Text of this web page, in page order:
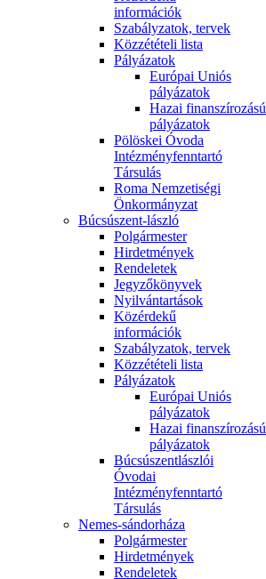
információk
Szabályzatok, tervek
Közzétételi lista
Pályázatok
Európai Uniós
pályázatok
Hazai finanszírozású
pályázatok
Pölöskei Óvoda
Intézményfenntartó
Társulás
Roma Nemzetiségi
Önkormányzat
Búcsúszent-lászló
Polgármester
Hirdetmények
Rendeletek
Jegyzőkönyvek
Nyilvántartások
Közérdekű
információk
Szabályzatok, tervek
Közzétételi lista
Pályázatok
Európai Uniós
pályázatok
Hazai finanszírozású
pályázatok
Búcsúszentlászlói
Óvodai
Intézményfenntartó
Társulás
Nemes-sándorháza
Polgármester
Hirdetmények
Rendeletek